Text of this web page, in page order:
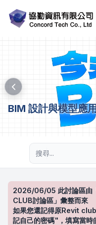
BIM 設計與模型應用
2026/06/05 此討論區由
CLUB討論區」彙整而來
如果您還記得原Revit
記自己的密碼"，填寫當時